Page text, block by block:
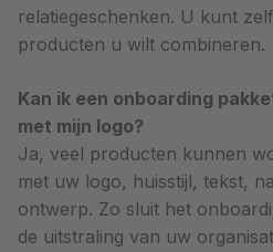
relatiegeschenken. U kunt
producten u wilt combineren.
Kan ik een onboarding
met mijn logo?
Ja, veel producten kunnen
met uw logo, huisstijl, tekst,
ontwerp. Zo sluit het
de uitstraling van uw